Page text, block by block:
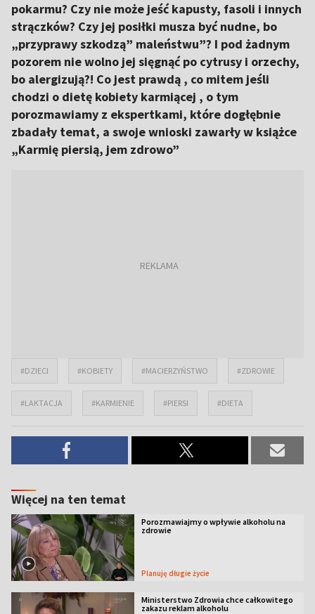
pokarmu? Czy nie może jeść kapusty, fasoli i innych
strączków? Czy jej posiłki musza być nudne, bo
„przyprawy szkodzą” maleństwu”? I pod żadnym
pozorem nie wolno jej sięgnąć po cytrusy i orzechy,
bo alergizują?! Co jest prawdą , co mitem jeśli
chodzi o dietę kobiety karmiącej , o tym
porozmawiamy z ekspertkami, które dogłębnie
zbadały temat, a swoje wnioski zawarły w książce
„Karmię piersią, jem zdrowo”
#DZIECI #KOBIETY #MACIERZYŃSTWO #ZDROWIE
#LAKTACJA #KARMIENIE #PIERSI #DIETA
Więcej na ten temat
Porozmawiajmy o wpływie alkoholu na
zdrowie
Planuję długie życie
Ministerstwo Zdrowia chce całkowitego
zakazu reklam alkoholu